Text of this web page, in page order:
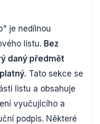
je nedílnou
listu. Bez
daný předmět
Tato sekce se
listu a obsahuje
vyučujícího a
podpis. Některé